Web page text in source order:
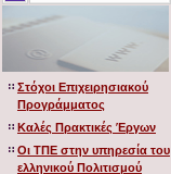
Στόχοι Επιχειρησιακού
Προγράμματος
Καλές Πρακτικές Έργων
Οι ΤΠΕ στην υπηρεσία του
ελληνικού Πολιτισμού